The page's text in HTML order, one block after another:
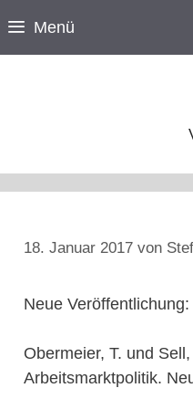
Menü
18. Januar 2017 von
Neue Veröffentlichung:
Obermeier, T. und
Arbeitsmarktpolitik.